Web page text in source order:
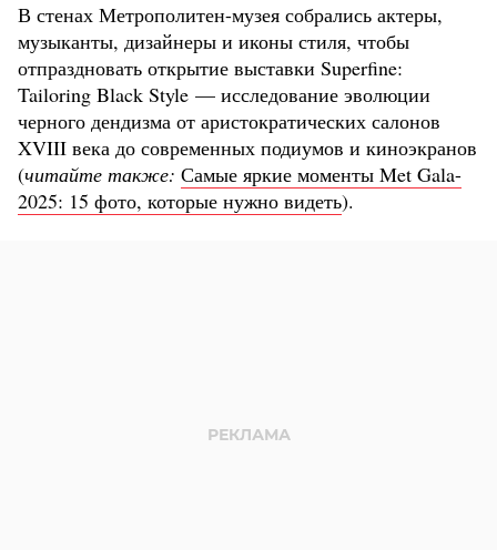
В стенах Метрополитен-музея собрались актеры,
музыканты, дизайнеры и иконы стиля, чтобы
отпраздновать открытие выставки Superfine:
Tailoring Black Style — исследование эволюции
черного дендизма от аристократических салонов
XVIII века до современных подиумов и киноэкранов
(читайте также: Самые яркие моменты Met Gala-
2025: 15 фото, которые нужно видеть).